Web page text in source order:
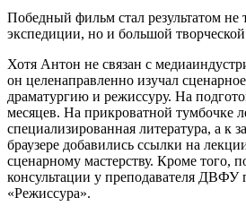
Победный фильм стал результатом не
экспедиции, но и большой
Хотя Антон не связан с
он целенаправленно изучал
драматургию и режиссуру. На
месяцев. На прикроватной тумбочке
специализированная литература, а к
браузере добавились ссылки на
сценарному мастерству. Кроме того,
консультации у преподавателя ДВФУ
«Режиссура».